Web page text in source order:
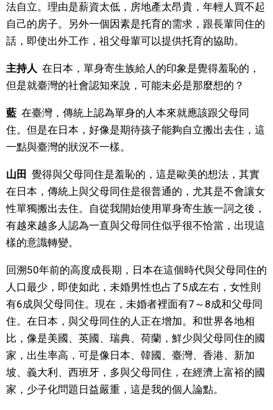
法自立。理由是薪資太低，房地產太昂貴，年輕人買不起
自己的房子。另外一個因素是托育的需求，跟長輩同住的
話，即使出外工作，祖父母輩可以提供托育的協助。
主持人 在日本，單身寄生族給人的印象是覺得羞恥的，
但是就臺灣的社會認知來說，可能未必是那麼想的？
藍 在臺灣，傳統上認為單身的人本來就應該跟父母同
住。但是在日本，好像是期待孩子能夠自立搬出去住，這
一點與臺灣的狀況不一樣。
山田 覺得與父母同住是羞恥的，這是歐美的想法，其實
在日本，傳統上與父母同住是很普通的，尤其是不會讓女
性單獨搬出去住。自從我開始使用單身寄生族一詞之後，
有越來越多人認為一直與父母同住似乎很不恰當，出現這
樣的意識轉變。
回溯50年前的高度成長期，日本在這個時代與父母同住的
人口最少，即使如此，未婚男性也占了5成左右，女性則
有6成與父母同住。現在，未婚者裡面有7～8成和父母同
住。在日本，與父母同住的人正在增加。和世界各地相
比，像是美國、英國、瑞典、荷蘭，鮮少與父母同住的國
家，出生率高，可是像日本、韓國、臺灣、香港、新加
坡、義大利、西班牙，多與父母同住，在經濟上富裕的國
家，少子化問題日益嚴重，這是我的個人論點。